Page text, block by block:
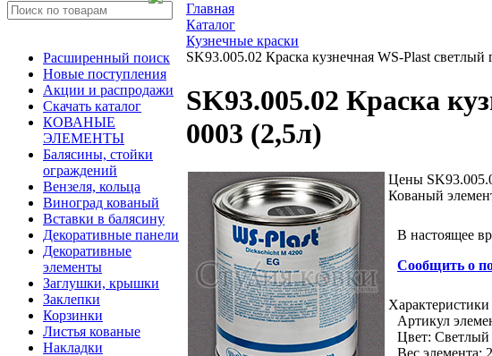
Расширенный поиск
Новые поступления
Акции и распродажи
Скачать каталог
КОВАНЫЕ
ЭЛЕМЕНТЫ
Балясины, стойки
ограждений
Вензеля, кольца
Виноград кованый
Вставки в балясину
Декоративные панели
Декоративные
элементы
Заглушки, крышки
Заклепки
Корзинки
Листья кованые
Накладки
Главная
Каталог
Кузнечные краски
SK93.005.02 Краска кузнечная WS-Plast светлый
SK93.005.02 Краска
0003 (2,5л)
Цены
Кованый
В настоящее
Сообщить о
Характеристики
Артикул
Цвет: Светлый
Вес элемента: